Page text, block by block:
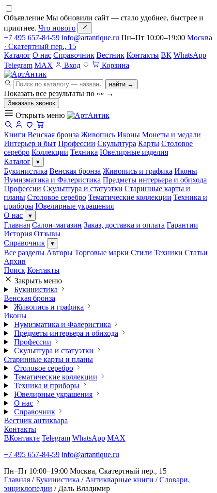
Объявление Мы обновили сайт — стало удобнее, быстрее и
приятнее. Что нового
+7 495 657-84-59 info@artantique.ru Пн–Пт 10:00–19:00 Москва
· Скатертный пер., 15
Каталог О нас Справочник Вестник Контакты ВК WhatsApp
Telegram MAX Вход Корзина
найти →
Показать все результаты по «» →
Заказать звонок
Открыть меню
Книги Венская бронза Живопись Иконы Монеты и медали
Интерьер и быт Профессии Скульптура Карты Столовое
серебро Коллекции Техника Ювелирные изделия
Каталог
▾
Букинистика Венская бронза Живопись и графика Иконы
Нумизматика и Фалеристика Предметы интерьера и обихода
Профессии Скульптура и статуэтки Старинные карты и
планы Столовое серебро Тематические коллекции Техника и
приборы Ювелирные украшения
О нас
▾
Главная Салон-магазин Заказ, доставка и оплата Гарантии
История Отзывы
Справочник
▾
Все разделы Авторы Торговые марки Стили Техники Статьи
Архив
Поиск Контакты
Закрыть меню
Букинистика
Венская бронза
Живопись и графика
Иконы
Нумизматика и Фалеристика
Предметы интерьера и обихода
Профессии
Скульптура и статуэтки
Старинные карты и планы
Столовое серебро
Тематические коллекции
Техника и приборы
Ювелирные украшения
О нас
Справочник
Вестник антиквара
Контакты
ВКонтакте Telegram WhatsApp MAX
+7 495 657-84-59 info@artantique.ru
Пн–Пт 10:00–19:00 Москва, Скатертный пер., 15
Главная / Букинистика / Антикварные книги / Словари,
энциклопедии / Даль Владимир